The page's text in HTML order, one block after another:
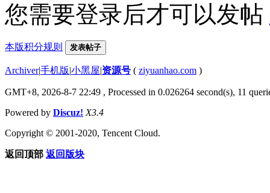
您需要登录后才可以发帖
本版积分规则 发表帖子
Archiver|手机版|小黑屋|资源号 ( ziyuanhao.com )
GMT+8, 2026-8-7 22:49 , Processed in 0.026264 second(s), 11
Powered by Discuz! X3.4
Copyright © 2001-2020, Tencent Cloud.
返回顶部 返回版块